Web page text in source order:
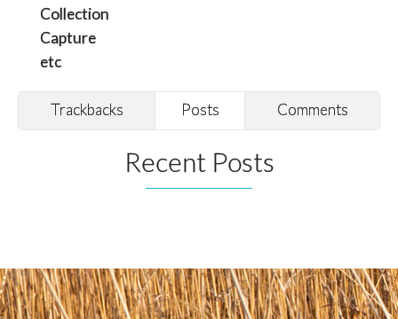
Collection
Capture
etc
Trackbacks Posts Comments
Recent Posts